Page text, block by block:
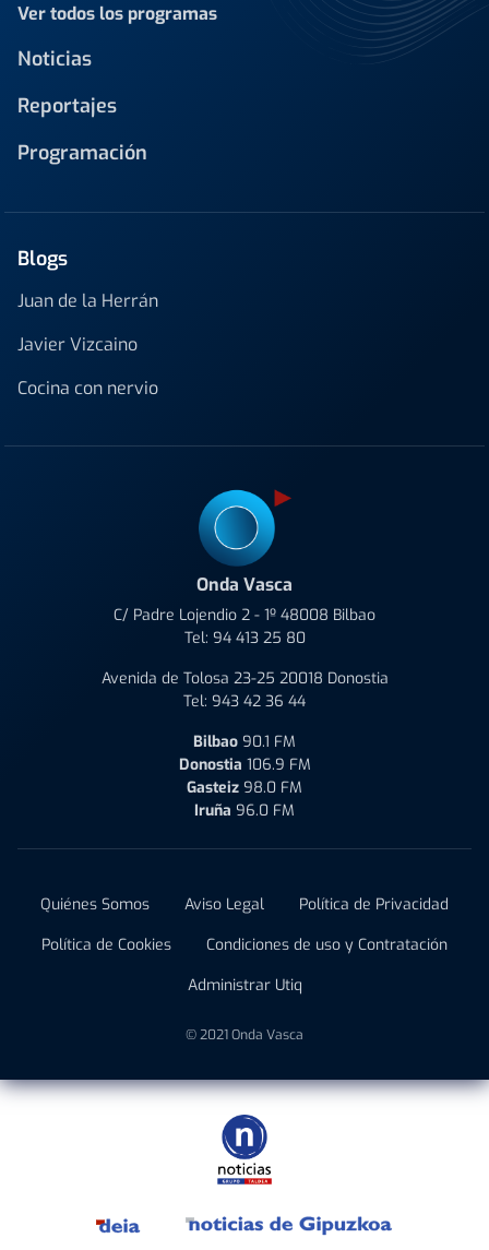
Ver todos los programas
Noticias
Reportajes
Programación
Blogs
Juan de la Herrán
Javier Vizcaino
Cocina con nervio
Onda Vasca
C/ Padre Lojendio 2 - 1º 48008 Bilbao
Tel: 94 413 25 80
Avenida de Tolosa 23-25 20018 Donostia
Tel: 943 42 36 44
Bilbao 90.1 FM
Donostia 106.9 FM
Gasteiz 98.0 FM
Iruña 96.0 FM
Quiénes Somos Aviso Legal
Política de Privacidad
Política de Cookies
Condiciones de uso y Contratación
Administrar Utiq
© 2021 Onda Vasca